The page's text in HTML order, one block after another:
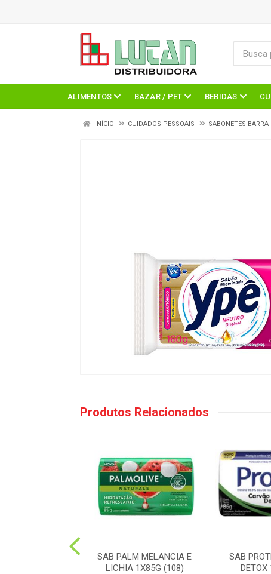
ALIMENTOS BAZAR / PET BEBIDAS
INÍCIO CUIDADOS PESSOAIS SABONETES BARRA
Produtos Relacionados
SAB PALM MELANCIA E
LICHIA 1X85G (108)
SAB
DETOX